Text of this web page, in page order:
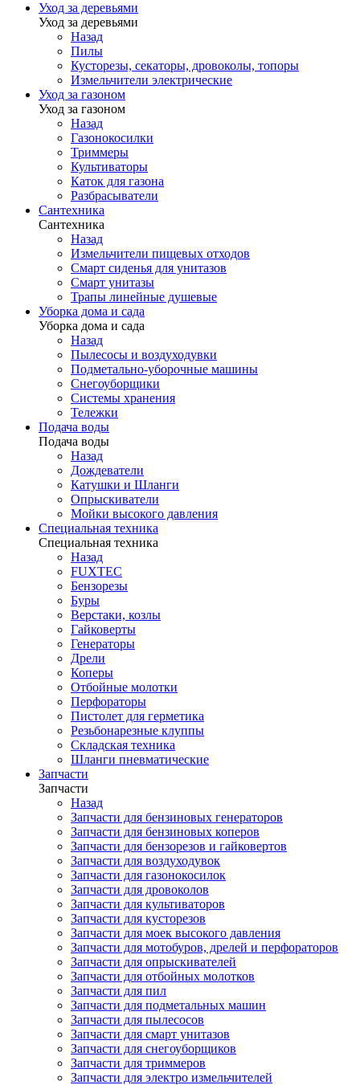
Уход за деревьями
Уход за деревьями
Назад
Пилы
Кусторезы, секаторы, дровоколы, топоры
Измельчители электрические
Уход за газоном
Уход за газоном
Назад
Газонокосилки
Триммеры
Культиваторы
Каток для газона
Разбрасыватели
Сантехника
Сантехника
Назад
Измельчители пищевых отходов
Смарт сиденья для унитазов
Смарт унитазы
Трапы линейные душевые
Уборка дома и сада
Уборка дома и сада
Назад
Пылесосы и воздуходувки
Подметально-уборочные машины
Снегоуборщики
Системы хранения
Тележки
Подача воды
Подача воды
Назад
Дождеватели
Катушки и Шланги
Опрыскиватели
Мойки высокого давления
Специальная техника
Специальная техника
Назад
FUXTEC
Бензорезы
Буры
Верстаки, козлы
Гайковерты
Генераторы
Дрели
Коперы
Отбойные молотки
Перфораторы
Пистолет для герметика
Резьбонарезные клуппы
Складская техника
Шланги пневматические
Запчасти
Запчасти
Назад
Запчасти для бензиновых генераторов
Запчасти для бензиновых коперов
Запчасти для бензорезов и гайковертов
Запчасти для воздуходувок
Запчасти для газонокосилок
Запчасти для дровоколов
Запчасти для культиваторов
Запчасти для кусторезов
Запчасти для моек высокого давления
Запчасти для мотобуров, дрелей и перфораторов
Запчасти для опрыскивателей
Запчасти для отбойных молотков
Запчасти для пил
Запчасти для подметальных машин
Запчасти для пылесосов
Запчасти для смарт унитазов
Запчасти для снегоуборщиков
Запчасти для триммеров
Запчасти для электро измельчителей